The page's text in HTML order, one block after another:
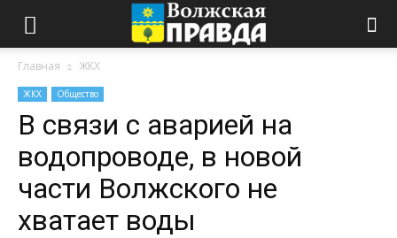
Главная ЖКХ
ЖКХ Общество
В связи с аварией на
водопроводе, в новой
части Волжского не
хватает воды